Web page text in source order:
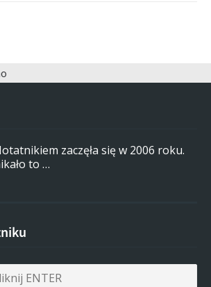
zaczęła się w 2006 roku.
to …